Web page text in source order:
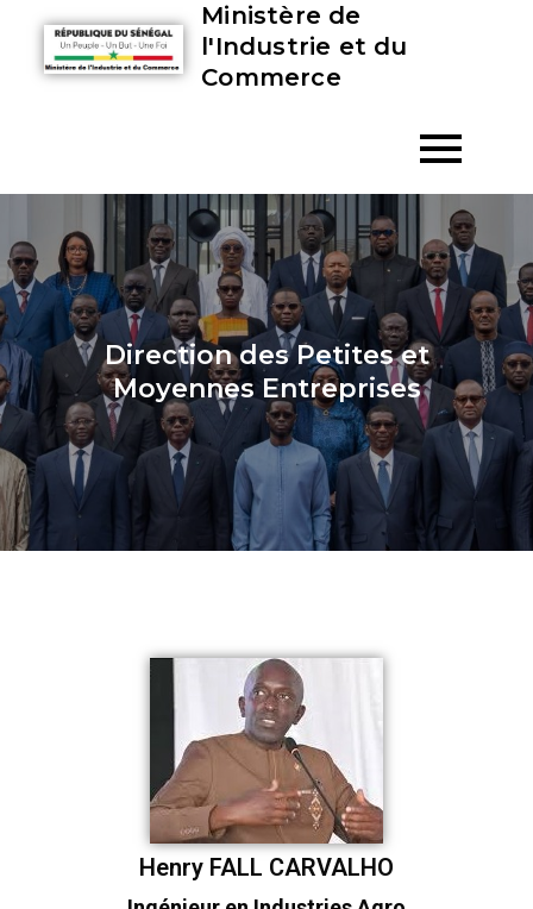
Ministère de
l'Industrie et du
Commerce
Direction des Petites et
Moyennes Entreprises
Henry FALL CARVALHO